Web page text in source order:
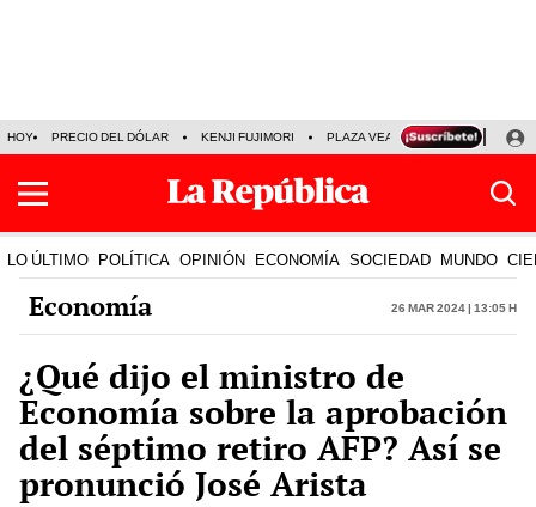
HOY PRECIO DEL DÓLAR KENJI FUJIMORI PLAZA VEA FERIADOS
LO ÚLTIMO POLÍTICA OPINIÓN ECONOMÍA SOCIEDAD MUNDO
Economía 26 Mar 2024 | 13:05 h
¿Qué dijo el ministro de
Economía sobre la aprobación
del séptimo retiro AFP? Así se
pronunció José Arista